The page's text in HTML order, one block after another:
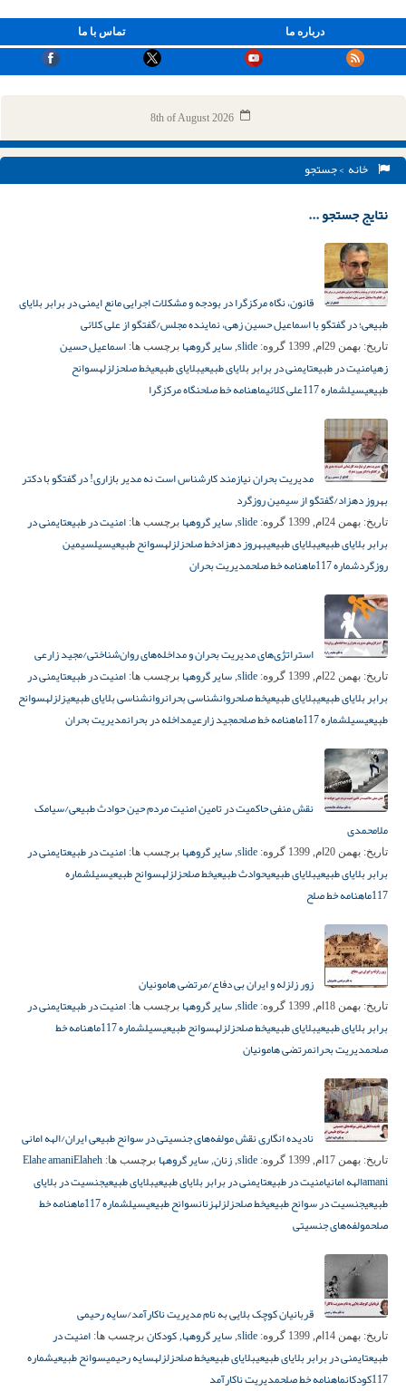
تماس با ما درباره ما
8th of August 2026
خانه > جستجو
نتایج جستجو ...
قانون، نگاه مرکزگرا در بودجه و مشکلات اجرایی مانع ایمنی در برابر بلایای
طبیعی؛ در گفتگو با اسماعیل حسین زهی، نماینده مجلس/گفتگو از علی کلائی
تاریخ: بهمن 29ام, 1399 گروه: slide
, سایر گروهها برچسب ها: اسماعیل حسین
زهیامنیت در طبیعتایمنی در برابر بلایای طبیعیبلایای طبیعیخط صلحزلزلهسوانح
طبیعیسیلشماره 117 علی کلائیماهنامه خط صلحنگاه مرکزگرا
مدیریت بحران نیازمند کارشناس است نه مدیر بازاری! در گفتگو با دکتر
بهروز دهزاد/گفتگو از سیمین روزگرد
تاریخ: بهمن 24ام, 1399 گروه: slide
, سایر گروهها برچسب ها: امنیت در طبیعتایمنی در
برابر بلایای طبیعیبلایای طبیعیبهروز دهزادخط صلحزلزلهسوانح طبیعیسیلسیمین
روزگردشماره 117 ماهنامه خط صلحمدیریت بحران
استراتژی‌های مدیریت بحران و مداخله‌های روان‌شناختی/مجید زارعی
تاریخ: بهمن 22ام, 1399 گروه: slide
, سایر گروهها برچسب ها: امنیت در طبیعتایمنی در
برابر بلایای طبیعیبلایای طبیعیخط صلحروانشناسی بحرانروانشناسی بلایای طبیعیزلزلهسوانح
طبیعیسیلشماره 117 ماهنامه خط صلحمجید زارعیمداخله در بحرانمدیریت بحران
نقش منفی حاکمیت در تامین امنیت مردم حین حوادث طبیعی/سیامک
ملامحمدی
تاریخ: بهمن 20ام, 1399 گروه: slide
, سایر گروهها برچسب ها: امنیت در طبیعتایمنی در
برابر بلایای طبیعیبلایای طبیعیحوادث طبیعیخط صلحزلزلهسوانح طبیعیسیلشماره
117ماهنامه خط صلح
زور زلزله و ایران بی دفاع/مرتضی هامونیان
تاریخ: بهمن 18ام, 1399 گروه: slide
, سایر گروهها برچسب ها: امنیت در طبیعتایمنی در
برابر بلایای طبیعیبلایای طبیعیخط صلحزلزلهسوانح طبیعیسیلشماره 117
ماهنامه خط
صلحمدیریت بحرانمرتضی هامونیان
نادیده انگاری نقش مولفه‌های جنسیتی در سوانح طبیعی ایران/الهه امانی
تاریخ: بهمن 17ام, 1399 گروه: slide
, زنان, سایر گروهها برچسب ها: Elahe amaniElaheh
amaniالهه امانیامنیت در طبیعتایمنی در برابر بلایای طبیعیبلایای طبیعیجنسیت در بلایای
طبیعیجنسیت در سوانح طبیعیخط صلحزلزلهزنانسوانح طبیعیسیلشماره 117
ماهنامه خط
صلحمولفه‌های جنسیتی
قربانیان کوچک بلایی به نام مدیریت ناکارآمد/سایه رحیمی
تاریخ: بهمن 14ام, 1399 گروه: slide
, سایر گروهها, کودکان برچسب ها: امنیت در
طبیعتایمنی در برابر بلایای طبیعیبلایای طبیعیخط صلحزلزلهسایه رحیمیسوانح طبیعیشماره
117کودکانماهنامه خط صلحمدیریت ناکارآمد